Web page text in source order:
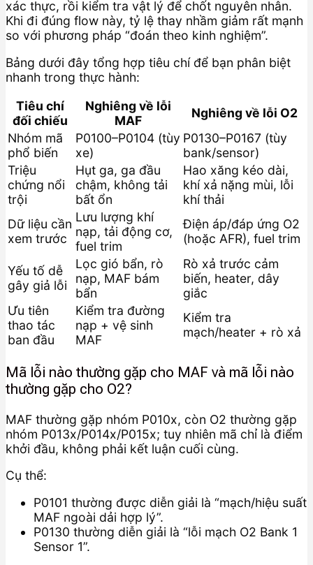
xác thực, rồi kiểm tra vật lý để chốt nguyên nhân.
Khi đi đúng flow này, tỷ lệ thay nhầm giảm rất mạnh
so với phương pháp “đoán theo kinh nghiệm”.
Bảng dưới đây tổng hợp tiêu chí để bạn phân biệt
nhanh trong thực hành:
Tiêu chí
đối chiếu
Nghiêng về lỗi
MAF
Nghiêng về lỗi O2
Nhóm mã
phổ biến
P0100–P0104 (tùy
xe)
P0130–P0167 (tùy
bank/sensor)
Triệu
chứng nổi
trội
Hụt ga, ga đầu
chậm, không tải
bất ổn
Hao xăng kéo dài,
khí xả nặng mùi, lỗi
khí thải
Dữ liệu cần
xem trước
Lưu lượng khí
nạp, tải động cơ,
fuel trim
Điện áp/đáp ứng O2
(hoặc AFR), fuel trim
Yếu tố dễ
gây giả lỗi
Lọc gió bẩn, rò
nạp, MAF bám
bẩn
Rò xả trước cảm
biến, heater, dây
giắc
Ưu tiên
thao tác
ban đầu
Kiểm tra đường
nạp + vệ sinh
MAF
Kiểm tra
mạch/heater + rò xả
Mã lỗi nào thường gặp cho MAF và mã lỗi nào
thường gặp cho O2?
MAF thường gặp nhóm P010x, còn O2 thường gặp
nhóm P013x/P014x/P015x; tuy nhiên mã chỉ là điểm
khởi đầu, không phải kết luận cuối cùng.
Cụ thể:
P0101 thường được diễn giải là “mạch/hiệu suất
MAF ngoài dải hợp lý”.
P0130 thường diễn giải là “lỗi mạch O2 Bank 1
Sensor 1”.